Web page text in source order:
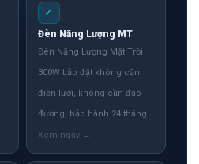
✓
Đèn Năng Lượng MT
Đèn Năng Lượng Mặt Trời
300W Lắp đặt không cần
điện lưới, không cần đào
đường, bảo hành 24 tháng.